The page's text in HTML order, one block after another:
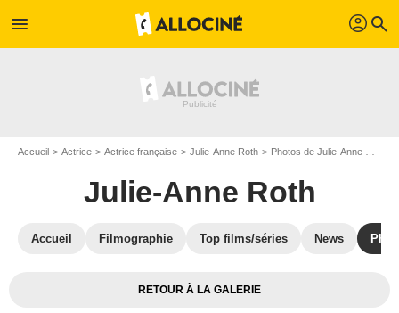
menu profil search
Accueil Actrice Actrice française Julie-Anne Roth Photos de Julie-Anne Roth
Julie-Anne Roth
Accueil Filmographie Top films/séries News
RETOUR À LA GALERIE